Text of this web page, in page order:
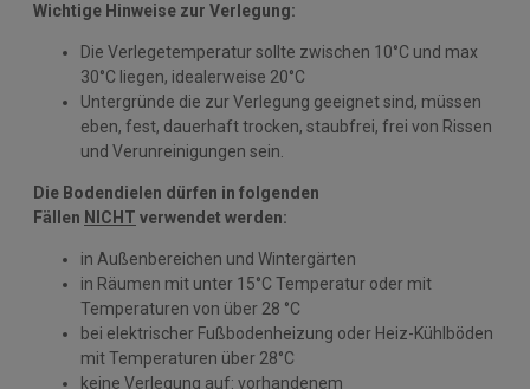
Wichtige Hinweise zur Verlegung:
Die Verlegetemperatur sollte zwischen 10°C und max
30°C liegen, idealerweise 20°C
Untergründe die zur Verlegung geeignet sind, müssen
eben, fest, dauerhaft trocken, staubfrei, frei von Rissen
und Verunreinigungen sein.
Die Bodendielen dürfen in folgenden
Fällen NICHT verwendet werden:
in Außenbereichen und Wintergärten
in Räumen mit unter 15°C Temperatur oder mit
Temperaturen von über 28 °C
bei elektrischer Fußbodenheizung oder Heiz-Kühlböden
mit Temperaturen über 28°C
keine Verlegung auf: vorhandenem